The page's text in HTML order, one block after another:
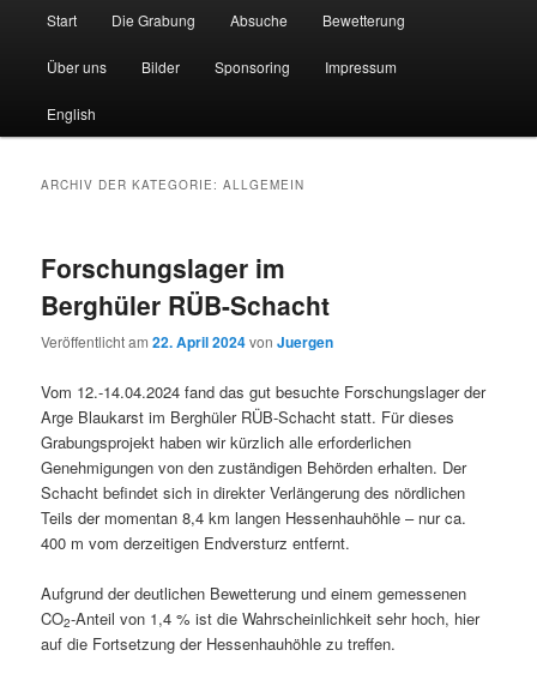
Zum
Inhalt
wechseln
Zum
sekundären
Inhalt
wechseln
Start Die Grabung Absuche Bewetterung
Über uns Bilder Sponsoring Impressum
English
ARCHIV DER KATEGORIE:ALLGEMEIN
Forschungslager im
Berghüler RÜB-Schacht
Veröffentlicht am22. April 2024vonJuergen
Vom 12.-14.04.2024 fand das gut besuchte Forschungslager der
Arge Blaukarst im Berghüler RÜB-Schacht statt. Für dieses
Grabungsprojekt haben wir kürzlich alle erforderlichen
Genehmigungen von den zuständigen Behörden erhalten. Der
Schacht befindet sich in direkter Verlängerung des nördlichen
Teils der momentan 8,4 km langen Hessenhauhöhle – nur ca.
400 m vom derzeitigen Endversturz entfernt.
Aufgrund der deutlichen Bewetterung und einem gemessenen
CO2-Anteil von 1,4 % ist die Wahrscheinlichkeit sehr hoch, hier
auf die Fortsetzung der Hessenhauhöhle zu treffen.